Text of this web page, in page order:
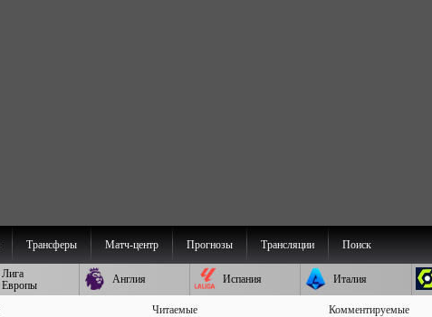
Трансферы Матч-центр Прогнозы Трансляции Поиск
Лига
Европы
Англия Испания Италия
Читаемые Комментируемые